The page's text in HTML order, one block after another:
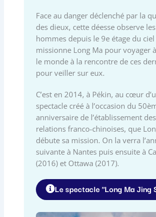
Face au danger déclenché par la
des dieux, cette déesse observe les
hommes depuis le 9e étage du
missionne Long Ma pour voyager
le monde à la rencontre de ces
pour veiller sur eux.
C’est en 2014, à Pékin, au cœur
spectacle créé à l’occasion du
anniversaire de l’établissement des
relations franco-chinoises, que
débute sa mission. On la verra
suivante à Nantes puis ensuite à
(2016) et Ottawa (2017).
Le spectacle "Long Ma Jing